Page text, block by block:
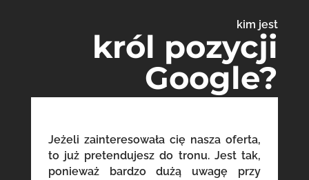
kim jest
król pozycji
Google?
Jeżeli zainteresowała cię nasza oferta,
to już pretendujesz do tronu. Jest tak,
ponieważ bardzo dużą uwagę przy